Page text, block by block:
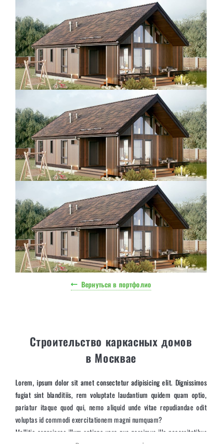
ТОВАРЫ
КАТАЛОГ
ХОД РАБОТ
ГАРАНТИИ
ЧАСТЫЕ ВОПРОСЫ
КОНСУЛЬТАЦИЯ
КОНТАКТЫ
Вернуться в портфолио
Строительство каркасных домов
в Москвае
Lorem, ipsum dolor sit amet consectetur adipisicing elit. Dignissimos
fugiat sint blanditiis, rem voluptate laudantium quidem quam optio,
pariatur itaque quod qui, nemo aliquid unde vitae repudiandae odit
voluptas id commodi exercitationem magni numquam?
Mollitia asperiores illum ratione vero quo possimus illo necessitatibus